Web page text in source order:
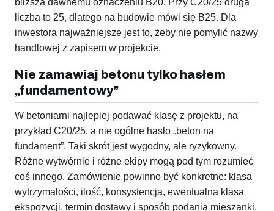
bliższa dawnemu oznaczeniu B20. Przy C20/25 druga
liczba to 25, dlatego na budowie mówi się B25. Dla
inwestora najważniejsze jest to, żeby nie pomylić nazwy
handlowej z zapisem w projekcie.
Nie zamawiaj betonu tylko hasłem
„fundamentowy”
W betoniarni najlepiej podawać klasę z projektu, na
przykład C20/25, a nie ogólne hasło „beton na
fundament”. Taki skrót jest wygodny, ale ryzykowny.
Różne wytwórnie i różne ekipy mogą pod tym rozumieć
coś innego. Zamówienie powinno być konkretne: klasa
wytrzymałości, ilość, konsystencja, ewentualna klasa
ekspozycji, termin dostawy i sposób podania mieszanki.